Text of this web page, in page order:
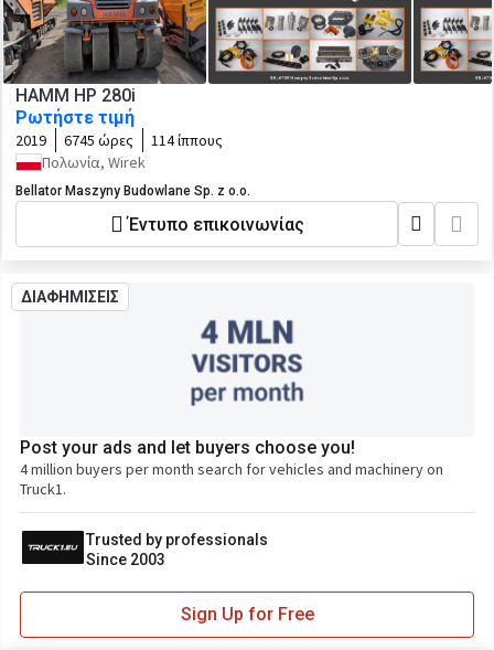
HAMM HP 280i
Ρωτήστε τιμή
2019 6745 ώρες
114 ίππους
Πολωνία, Wirek
Bellator Maszyny Budowlane Sp. z o.o.
Έντυπο επικοινωνίας
ΔΙΑΦΗΜΙΣΕΙΣ
Post your ads and let buyers choose you!
4 million buyers per month search for vehicles and machinery on
Truck1.
Trusted by professionals
Since 2003
Sign Up for Free